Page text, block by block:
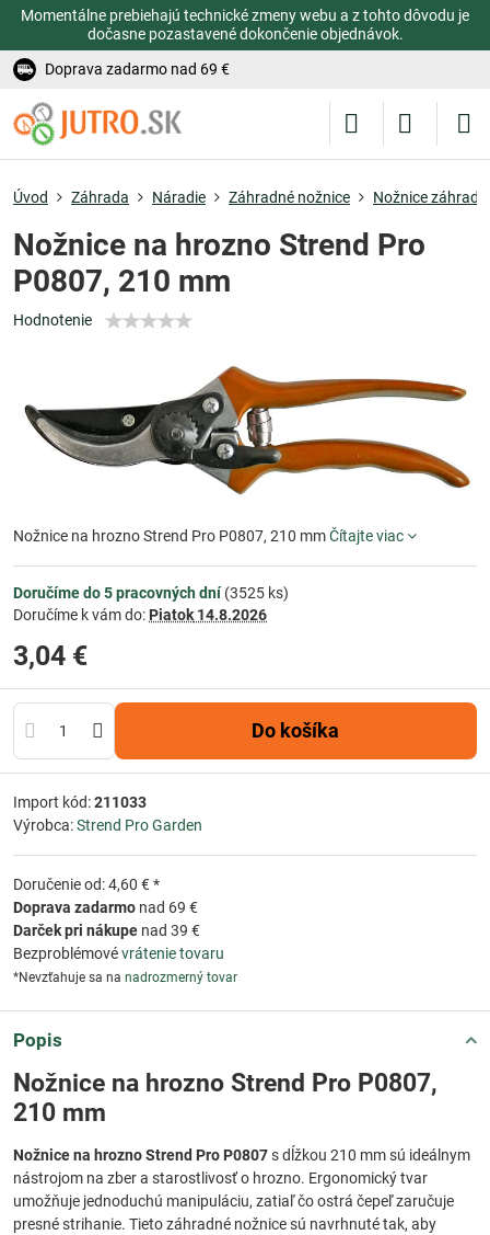
Momentálne prebiehajú technické zmeny webu a z tohto dôvodu je
dočasne pozastavené dokončenie objednávok.
Doprava zadarmo nad 69 €
Úvod Záhrada Náradie Záhradné nožnice Nožnice
Nožnice na hrozno Strend Pro
P0807, 210 mm
Hodnotenie
Nožnice na hrozno Strend Pro P0807, 210 mmČítajte viac
Doručíme do 5 pracovných dní(3525 ks)
Doručíme k vám do: Piatok 14.8.2026
3,04 €
Do košíka
Import kód:211033
Výrobca:Strend Pro Garden
Doručenie od: 4,60 € *
Doprava zadarmo nad 69 €
Darček pri nákupe nad 39 €
Bezproblémovévrátenie tovaru
*Nevzťahuje sa na nadrozmerný tovar
Popis
Nožnice na hrozno Strend Pro P0807,
210 mm
Nožnice na hrozno Strend Pro P0807s dĺžkou 210 mm sú ideálnym
nástrojom na zber a starostlivosť o hrozno. Ergonomický tvar
umožňuje jednoduchú manipuláciu, zatiaľ čo ostrá čepeľ zaručuje
presné strihanie. Tieto záhradné nožnice sú navrhnuté tak, aby